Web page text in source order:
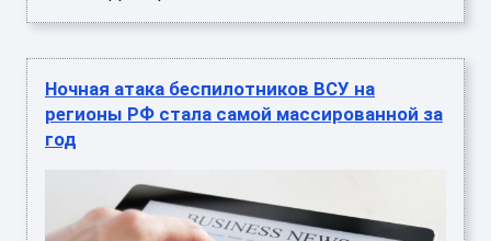
Ночная атака беспилотников ВСУ на
регионы РФ стала самой массированной за
год